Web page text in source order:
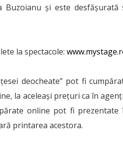
Buzoianu și este
la spectacole:
deocheate” pot fi
la aceleași prețuri ca în
online pot fi
printarea acestora.